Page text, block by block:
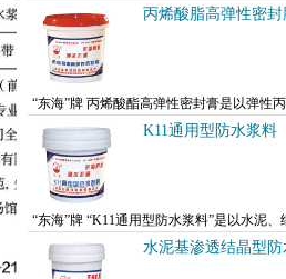
之间、硅羟基与混凝土表面和毛细孔道中
丙烯酸脂高弹性密封
“东海”牌 丙烯酸酯高弹性密封膏是以弹性
成。本品粘度低，呈膏状，无溶剂污染，
K11通用型防水浆料
“东海”牌 “K11通用型防水浆料”是以水泥
良好，防水效果较为突出，是一种环保型
水泥基渗透结晶型